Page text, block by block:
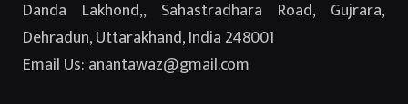
Danda Lakhond,, Sahastradhara Road, Gujrara,
Dehradun, Uttarakhand, India 248001
Email Us: anantawaz@gmail.com